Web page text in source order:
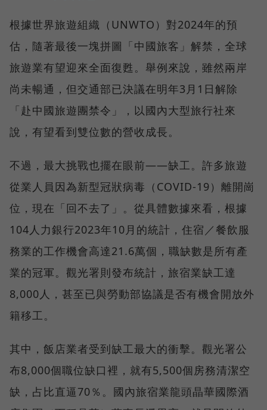
根據世界旅遊組織（UNWTO）對2024年的預
估，隨著最後一塊拼圖「中國旅客」解禁，全球
旅遊業有望迎來全面復甦。舉例來說，雖然兩岸
尚未暢通，但交通部已決議在明年3月1日解除
「赴中國旅遊團禁令」，以國內大型旅行社來
說，有望看到雙位數的營收成長。
不過，最大挑戰也擺在眼前——缺工。許多旅遊
從業人員因為新型冠狀病毒（COVID-19）離開崗
位，現在「回不去了」。從具體數據來看，根據
104人力銀行2023年10月的統計，住宿／餐飲服
務業的工作機會高達21.6萬個，職缺數是所有產
業的冠軍。觀光署則發布統計，旅宿業缺工達
8,000人，甚至已與勞動部協議是否有機會開放外
籍移工。
其中，飯店業者受到缺工最大的衝擊。觀光署公
布8,000個職位缺口裡，就有5,500個房務清潔空
缺，占比直逼70％。國內旅宿業龍頭晶華國際酒